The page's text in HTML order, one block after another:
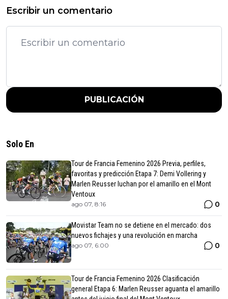
Escribir un comentario
PUBLICACIÓN
Solo En
Tour de Francia Femenino 2026 Previa, perfiles,
favoritas y predicción Etapa 7: Demi Vollering y
Marlen Reusser luchan por el amarillo en el Mont
Ventoux
ago 07, 8:16 0
Movistar Team no se detiene en el mercado: dos
nuevos fichajes y una revolución en marcha
ago 07, 6:00 0
Tour de Francia Femenino 2026 Clasificación
general Etapa 6: Marlen Reusser aguanta el amarillo